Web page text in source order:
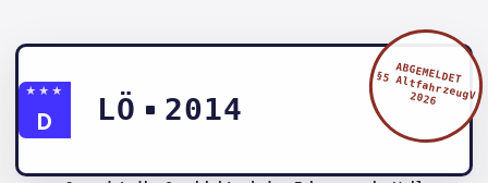
★★★
D LÖ 2014
ABGEMELDET
§5 AltfahrzeugV
2026